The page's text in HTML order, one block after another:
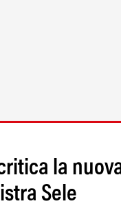
la
Sele